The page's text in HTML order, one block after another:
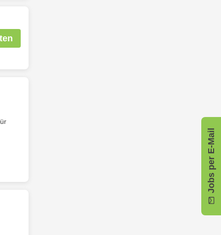
Jobs per E-Mail